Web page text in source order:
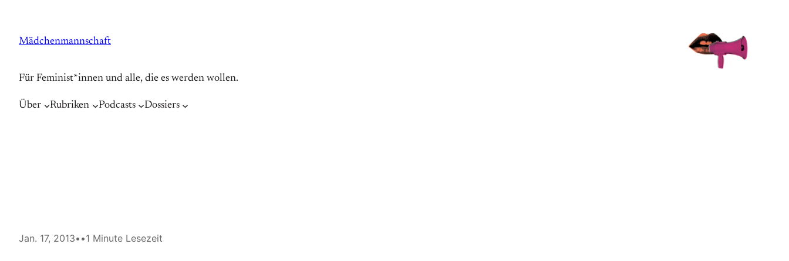
springen
Mädchenmannschaft
Für Feminist*innen und alle, die es werden wollen.
Über Rubriken Podcasts Dossiers
Jan. 17, 2013• •1 Minute Lesezeit